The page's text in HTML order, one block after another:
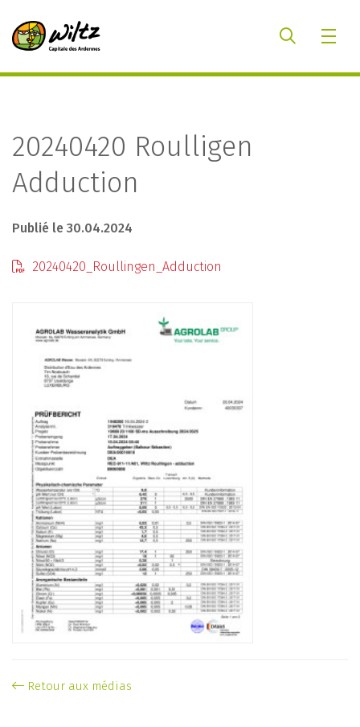
20240420 Roulligen
Adduction
Publié le 30.04.2024
20240420_Roullingen_Adduction
Retour aux médias